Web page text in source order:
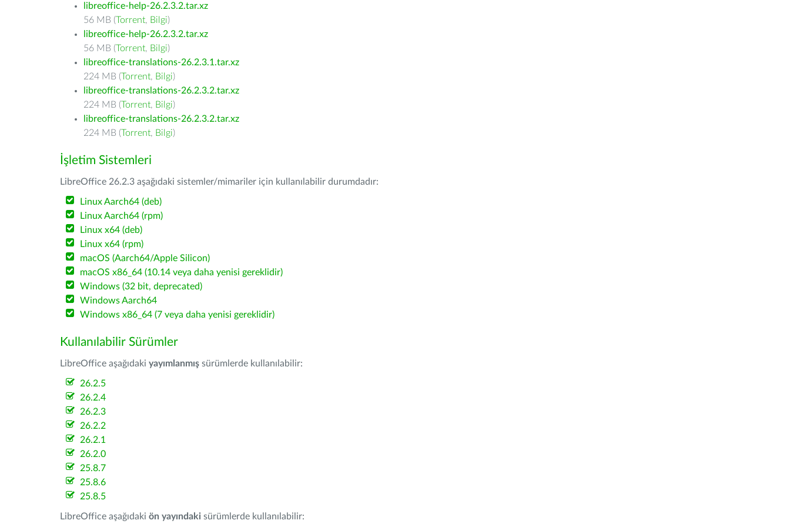
libreoffice-help-26.2.3.2.tar.xz
56 MB (Torrent, Bilgi)
libreoffice-help-26.2.3.2.tar.xz
56 MB (Torrent, Bilgi)
libreoffice-translations-26.2.3.1.tar.xz
224 MB (Torrent, Bilgi)
libreoffice-translations-26.2.3.2.tar.xz
224 MB (Torrent, Bilgi)
libreoffice-translations-26.2.3.2.tar.xz
224 MB (Torrent, Bilgi)
İşletim Sistemleri
LibreOffice 26.2.3 aşağıdaki sistemler/mimariler için kullanılabilir durumdadır:
Linux Aarch64 (deb)
Linux Aarch64 (rpm)
Linux x64 (deb)
Linux x64 (rpm)
macOS (Aarch64/Apple Silicon)
macOS x86_64 (10.14 veya daha yenisi gereklidir)
Windows (32 bit, deprecated)
Windows Aarch64
Windows x86_64 (7 veya daha yenisi gereklidir)
Kullanılabilir Sürümler
LibreOffice aşağıdaki yayımlanmış sürümlerde kullanılabilir:
26.2.5
26.2.4
26.2.3
26.2.2
26.2.1
26.2.0
25.8.7
25.8.6
25.8.5
LibreOffice aşağıdaki ön yayındaki sürümlerde kullanılabilir: